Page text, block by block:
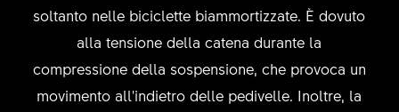
soltanto nelle biciclette biammortizzate. È dovuto
alla tensione della catena durante la
compressione della sospensione, che provoca un
movimento all'indietro delle pedivelle. Inoltre, la